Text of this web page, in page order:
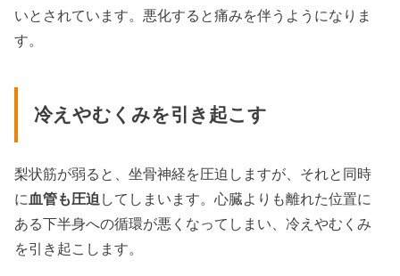
いとされています。悪化すると痛みを伴うようになりま
す。
冷えやむくみを引き起こす
梨状筋が弱ると、坐骨神経を圧迫しますが、それと同時
に 血管も圧迫 してしまいます。心臓よりも離れた位置に
ある下半身への循環が悪くなってしまい、冷えやむくみ
を引き起こします。